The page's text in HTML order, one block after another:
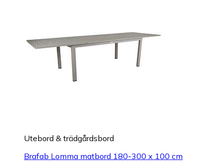
Utebord & trädgårdsbord
Brafab Lomma matbord 180-300 x 100 cm